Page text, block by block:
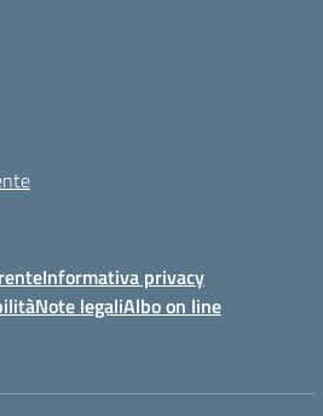
Informativa privacy
Note legaliAlbo on line